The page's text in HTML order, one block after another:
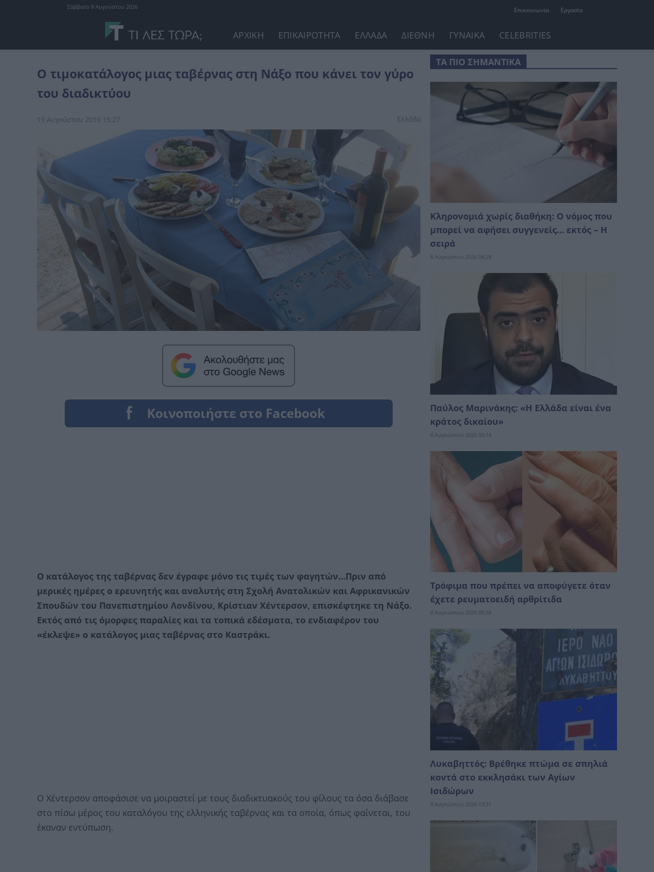
Επικοινωνία Εργασία
Σάββατο 8 Αυγούστου 2026
ΑΡΧΙΚΗ ΕΠΙΚΑΙΡΟΤΗΤΑ ΕΛΛΑΔΑ ΔΙΕΘΝΗ ΓΥΝΑΙΚΑ CELEBRITIES
Ο τιμοκατάλογος μιας ταβέρνας στη Νάξο που κάνει τον γύρο
του διαδικτύου
19 Αυγούστου 2016 15:27 Ελλάδα
Ο κατάλογος της ταβέρνας δεν έγραφε μόνο τις τιμές των φαγητών…Πριν από
μερικές ημέρες ο ερευνητής και αναλυτής στη Σχολή Ανατολικών και Αφρικανικών
Σπουδών του Πανεπιστημίου Λονδίνου, Κρίστιαν Χέντερσον, επισκέφτηκε τη Νάξο.
Eκτός από τις όμορφες παραλίες και τα τοπικά εδέσματα, το ενδιαφέρον του
«έκλεψε» ο κατάλογος μιας ταβέρνας στο Καστράκι.
Ο Χέντερσον αποφάσισε να μοιραστεί με τους διαδικτυακούς του φίλους τα όσα διάβασε
στο πίσω μέρος του καταλόγου της ελληνικής ταβέρνας και τα οποία, όπως φαίνεται, του
έκαναν εντύπωση.
ΤΑ ΠΙΟ ΣΗΜΑΝΤΙΚΑ
Κληρονομιά χωρίς διαθήκη: Ο νόμος που
μπορεί να αφήσει συγγενείς… εκτός – Η
σειρά
8 Αυγούστου 2026 04:28
Παύλος Μαρινάκης: «Η Ελλάδα είναι ένα
κράτος δικαίoυ»
8 Αυγούστου 2026 00:18
Τρόφιμα που πρέπει να αποφύγετε όταν
έχετε ρευματοειδή αρθρίτιδα
8 Αυγούστου 2026 00:38
Λυκαβηττός: Βρέθηκε πτώμα σε σπηλιά
κοντά στο εκκλησάκι των Αγίων
Ισιδώρων
8 Αυγούστου 2026 13:31